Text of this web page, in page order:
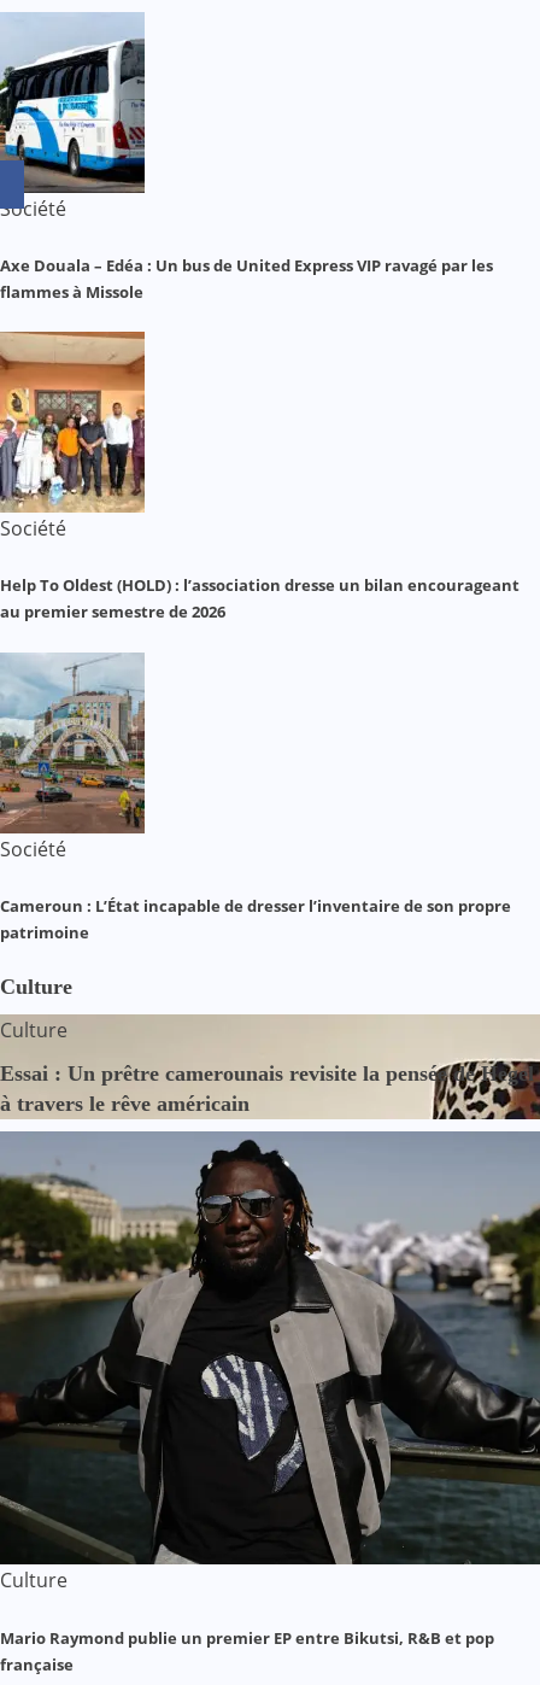
Société
Axe Douala – Edéa : Un bus de United Express VIP ravagé par les
flammes à Missole
Société
Help To Oldest (HOLD) : l’association dresse un bilan encourageant
au premier semestre de 2026
Société
Cameroun : L’État incapable de dresser l’inventaire de son propre
patrimoine
Culture
Culture
Essai : Un prêtre camerounais revisite la pensée de Hegel
à travers le rêve américain
Culture
Mario Raymond publie un premier EP entre Bikutsi, R&B et pop
française